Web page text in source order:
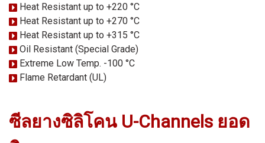
Heat Resistant up to +220 °C
Heat Resistant up to +270 °C
Heat Resistant up to +315 °C
Oil Resistant (Special Grade)
Extreme Low Temp. -100 °C
Flame Retardant (UL)
ซีลยางซิลิโคน U-Channels ยอด